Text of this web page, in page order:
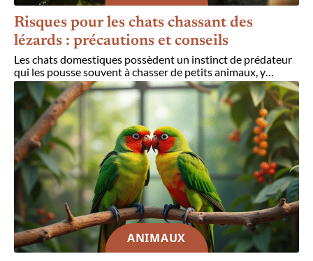
Risques pour les chats chassant des
lézards : précautions et conseils
Les chats domestiques possèdent un instinct de prédateur
qui les pousse souvent à chasser de petits animaux, y…
ANIMAUX